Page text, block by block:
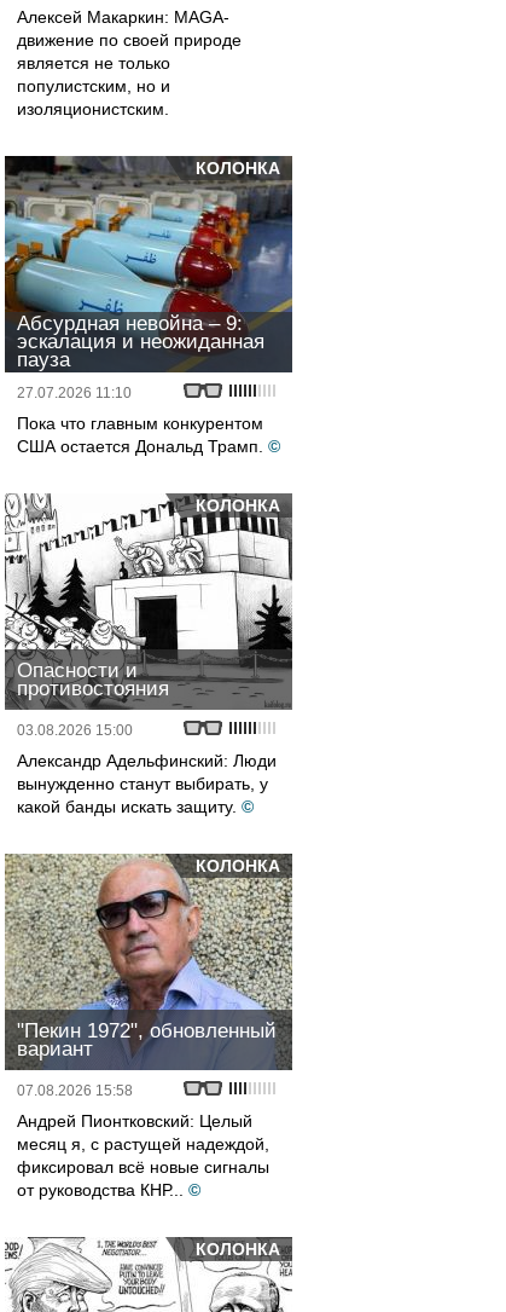
Алексей Макаркин: MAGA-
движение по своей природе
является не только
популистским, но и
изоляционистским.
КОЛОНКА
Абсурдная невойна – 9:
эскалация и неожиданная
пауза
27.07.2026 11:10
Пока что главным конкурентом
США остается Дональд Трамп. ©
КОЛОНКА
Опасности и
противостояния
03.08.2026 15:00
Александр Адельфинский: Люди
вынужденно станут выбирать, у
какой банды искать защиту. ©
КОЛОНКА
"Пекин 1972", обновленный
вариант
07.08.2026 15:58
Андрей Пионтковский: Целый
месяц я, с растущей надеждой,
фиксировал всё новые сигналы
от руководства КНР...
©
КОЛОНКА